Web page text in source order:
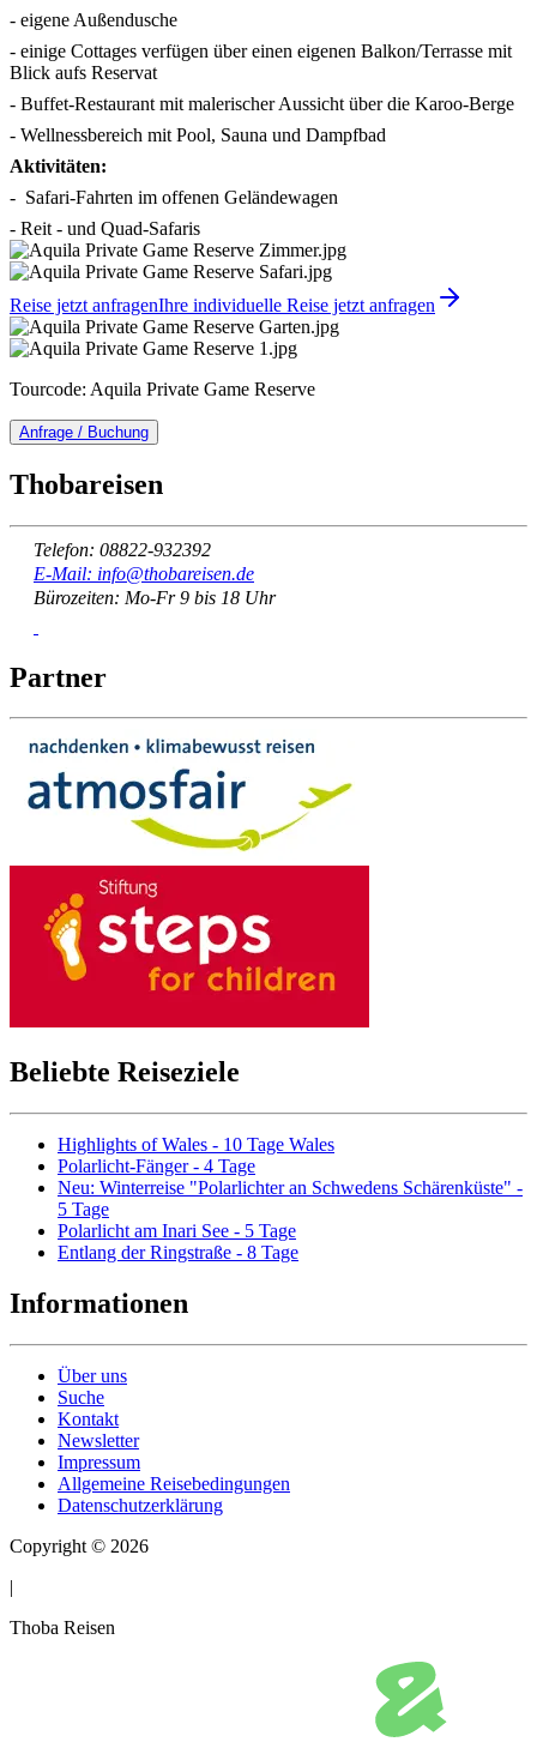
- eigene Außendusche
- einige Cottages verfügen über einen eigenen Balkon/Terrasse mit
Blick aufs Reservat
- Buffet-Restaurant mit malerischer Aussicht über die Karoo-Berge
- Wellnessbereich mit Pool, Sauna und Dampfbad
Aktivitäten:
- Safari-Fahrten im offenen Geländewagen
- Reit - und Quad-Safaris
Reise jetzt anfragenIhre individuelle Reise jetzt anfragen
Tourcode: Aquila Private Game Reserve
Anfrage / Buchung
Thobareisen
Telefon: 08822-932392
E-Mail: info@thobareisen.de
Bürozeiten: Mo-Fr 9 bis 18 Uhr
Partner
Beliebte Reiseziele
Highlights of Wales - 10 Tage Wales
Polarlicht-Fänger - 4 Tage
Neu: Winterreise "Polarlichter an Schwedens Schärenküste" -
5 Tage
Polarlicht am Inari See - 5 Tage
Entlang der Ringstraße - 8 Tage
Informationen
Über uns
Suche
Kontakt
Newsletter
Impressum
Allgemeine Reisebedingungen
Datenschutzerklärung
Copyright © 2026
|
Thoba Reisen